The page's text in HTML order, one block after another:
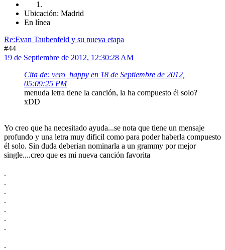
Ubicación: Madrid
En línea
Re:Evan Taubenfeld y su nueva etapa
#44
19 de Septiembre de 2012, 12:30:28 AM
Cita de: vero_happy en 18 de Septiembre de 2012,
05:09:25 PM
menuda letra tiene la canción, la ha compuesto él solo?
xDD
Yo creo que ha necesitado ayuda...se nota que tiene un mensaje
profundo y una letra muy dificil como para poder haberla compuesto
él solo. Sin duda deberian nominarla a un grammy por mejor
single....creo que es mi nueva canción favorita
.
.
.
.
.
.
.
.